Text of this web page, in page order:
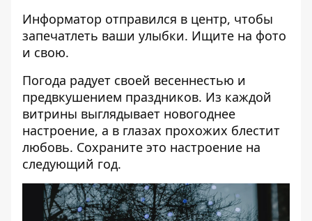
Информатор отправился в центр, чтобы
запечатлеть ваши улыбки. Ищите на фото
и свою.
Погода радует своей весеннестью и
предвкушением праздников. Из каждой
витрины выглядывает новогоднее
настроение, а в глазах прохожих блестит
любовь. Сохраните это настроение на
следующий год.